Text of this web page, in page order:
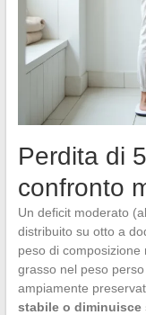
Perdita di
confronto
Un deficit moderato
distribuito su otto a
peso di
grasso nel peso
ampiamente
stabile o diminuisce